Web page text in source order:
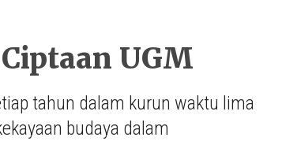
UGM
tahun dalam kurun waktu lima
budaya dalam